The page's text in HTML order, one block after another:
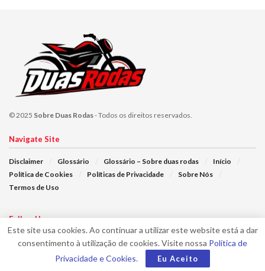
© 2025 Sobre Duas Rodas- Todos os direitos reservados.
Navigate Site
Disclaimer Glossário Glossário – Sobre duas rodas
Início
Política de Cookies
Políticas de Privacidade
Sobre Nós
Termos de Uso
Follow Us
Este site usa cookies. Ao continuar a utilizar este website está a dar
consentimento à utilização de cookies. Visite nossa Política de
Privacidade e Cookies. Eu Aceito